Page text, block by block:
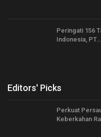
Peringati 156
Indonesia, PT…
Editors' Picks
Perkuat
Keberkahan